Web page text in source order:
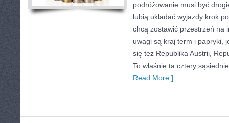
podróżowanie musi być
lubią układać wyjazdy krok
chcą zostawić przestrzeń na
uwagi są kraj term i papryki,
się też Republika Austrii,
To właśnie ta cztery
Read More ]